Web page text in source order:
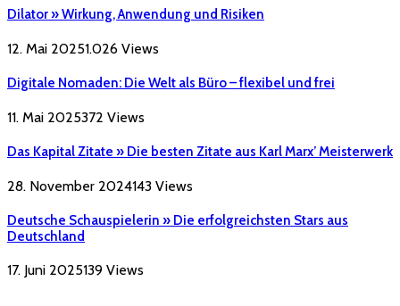
Dilator » Wirkung, Anwendung und Risiken
12. Mai 20251.026 Views
Digitale Nomaden: Die Welt als Büro – flexibel und frei
11. Mai 2025372 Views
Das Kapital Zitate » Die besten Zitate aus Karl Marx’ Meisterwerk
28. November 2024143 Views
Deutsche Schauspielerin » Die erfolgreichsten Stars aus
Deutschland
17. Juni 2025139 Views